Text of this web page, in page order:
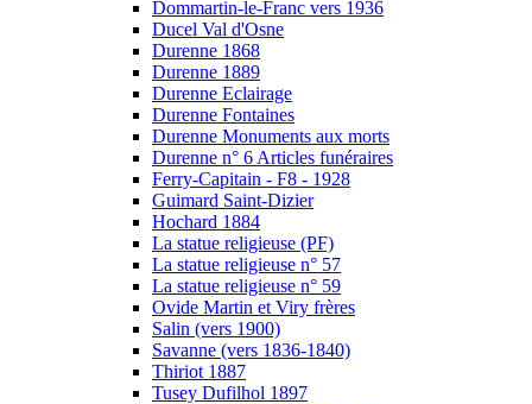
Dommartin-le-Franc vers 1936
Ducel Val d'Osne
Durenne 1868
Durenne 1889
Durenne Eclairage
Durenne Fontaines
Durenne Monuments aux morts
Durenne n° 6 Articles funéraires
Ferry-Capitain - F8 - 1928
Guimard Saint-Dizier
Hochard 1884
La statue religieuse (PF)
La statue religieuse n° 57
La statue religieuse n° 59
Ovide Martin et Viry frères
Salin (vers 1900)
Savanne (vers 1836-1840)
Thiriot 1887
Tusey Dufilhol 1897